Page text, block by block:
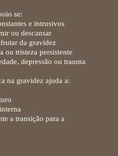
se:
e intrusivos
ou descansar
da gravidez
ou tristeza persistente
depressão ou trauma
na gravidez ajuda a:
a transição para a